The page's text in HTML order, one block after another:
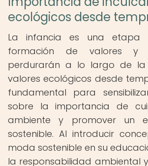
ecológicos desde
La infancia es una etapa
formación de valores y
perdurarán a lo largo de la
valores ecológicos desde
fundamental para
sobre la importancia de
ambiente y promover un
sostenible. Al introducir
moda sostenible en su
la responsabilidad ambiental